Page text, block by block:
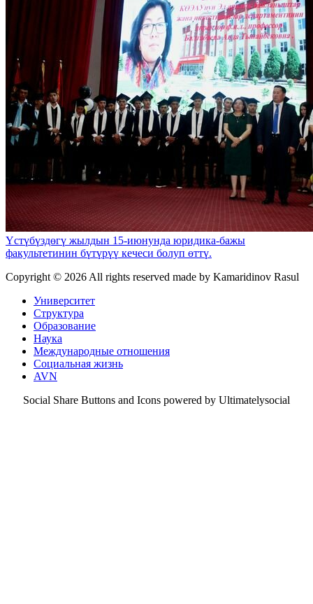
Үстүбүздөгү жылдын 15-июнунда юридика-бажы
факультетинин бүтүрүү кечеси болуп өттү.
Copyright © 2026 All rights reserved made by Kamaridinov Rasul
Университет
Структура
Образование
Наука
Международные отношения
Социальная жизнь
AVN
Social Share Buttons and Icons powered by Ultimatelysocial